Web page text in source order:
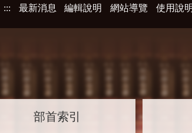
::: 最新消息 編輯說明 網站導覽 使用說明
部首索引